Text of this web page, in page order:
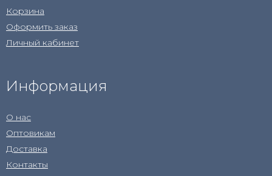
Корзина
Оформить заказ
Личный кабинет
Информация
О нас
Оптовикам
Доставка
Контакты